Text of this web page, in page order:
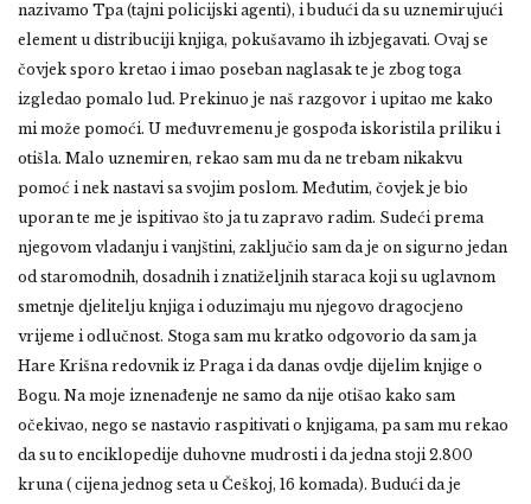
nazivamo Tpa (tajni policijski agenti), i budući da su uznemirujući
element u distribuciji knjiga, pokušavamo ih izbjegavati. Ovaj se
čovjek sporo kretao i imao poseban naglasak te je zbog toga
izgledao pomalo lud. Prekinuo je naš razgovor i upitao me kako
mi može pomoći. U međuvremenu je gospođa iskoristila priliku i
otišla. Malo uznemiren, rekao sam mu da ne trebam nikakvu
pomoć i nek nastavi sa svojim poslom. Međutim, čovjek je bio
uporan te me je ispitivao što ja tu zapravo radim. Sudeći prema
njegovom vladanju i vanjštini, zaključio sam da je on sigurno jedan
od staromodnih, dosadnih i znatiželjnih staraca koji su uglavnom
smetnje djelitelju knjiga i oduzimaju mu njegovo dragocjeno
vrijeme i odlučnost. Stoga sam mu kratko odgovorio da sam ja
Hare Krišna redovnik iz Praga i da danas ovdje dijelim knjige o
Bogu. Na moje iznenađenje ne samo da nije otišao kako sam
očekivao, nego se nastavio raspitivati o knjigama, pa sam mu rekao
da su to enciklopedije duhovne mudrosti i da jedna stoji 2.800
kruna ( cijena jednog seta u Češkoj, 16 komada). Budući da je